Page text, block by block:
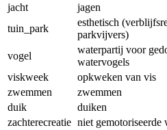
jacht
jagen
tuin_park
esthetisch
parkvijvers)
vogel
waterpartij voor
watervogels
viskweek
opkweken van vis
zwemmen
zwemmen
duik
duiken
zachterecreatie niet gemotoriseerde